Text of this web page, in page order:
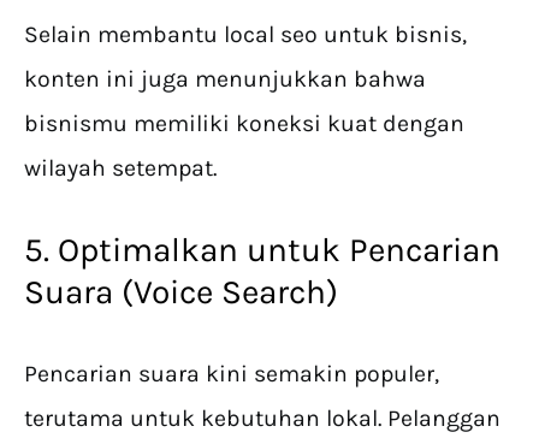
Selain membantu local seo untuk bisnis,
konten ini juga menunjukkan bahwa
bisnismu memiliki koneksi kuat dengan
wilayah setempat.
5. Optimalkan untuk Pencarian
Suara (Voice Search)
Pencarian suara kini semakin populer,
terutama untuk kebutuhan lokal. Pelanggan